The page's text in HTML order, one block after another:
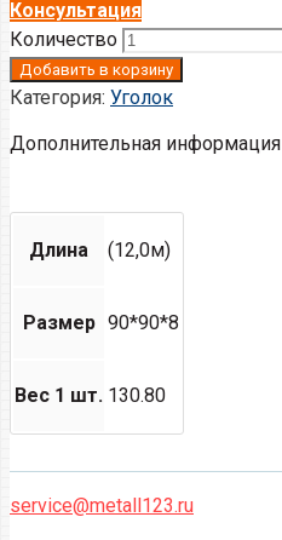
Консультация
Количество
Добавить в корзину
Категория: Уголок
Дополнительная информация
Длина (12,0м)
Размер 90*90*8
Вес 1 шт. 130.80
service@metall123.ru